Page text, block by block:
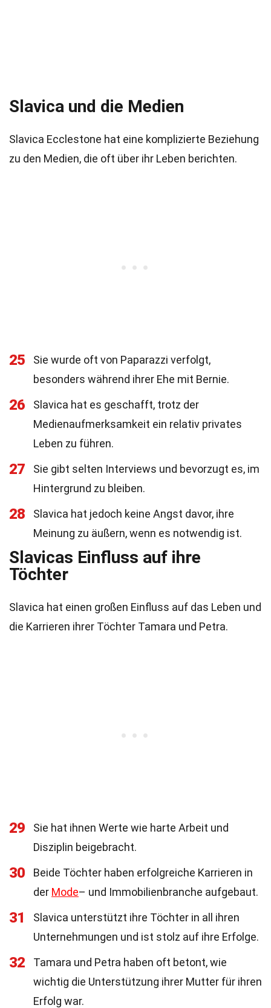
Slavica und die Medien
Slavica Ecclestone hat eine komplizierte Beziehung
zu den Medien, die oft über ihr Leben berichten.
25
Sie wurde oft von Paparazzi verfolgt,
besonders während ihrer Ehe mit Bernie.
26
Slavica hat es geschafft, trotz der
Medienaufmerksamkeit ein relativ privates
Leben zu führen.
27
Sie gibt selten Interviews und bevorzugt es, im
Hintergrund zu bleiben.
28
Slavica hat jedoch keine Angst davor, ihre
Meinung zu äußern, wenn es notwendig ist.
Slavicas Einfluss auf ihre
Töchter
Slavica hat einen großen Einfluss auf das Leben und
die Karrieren ihrer Töchter Tamara und Petra.
29
Sie hat ihnen Werte wie harte Arbeit und
Disziplin beigebracht.
30
Beide Töchter haben erfolgreiche Karrieren in
der Mode– und Immobilienbranche aufgebaut.
31
Slavica unterstützt ihre Töchter in all ihren
Unternehmungen und ist stolz auf ihre Erfolge.
32
Tamara und Petra haben oft betont, wie
wichtig die Unterstützung ihrer Mutter für ihren
Erfolg war.